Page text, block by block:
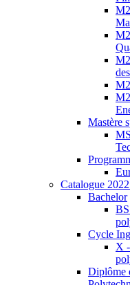
Mastère
Catalogue
Bachelor
Cycle
X
Diplôme